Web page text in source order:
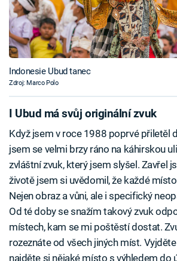
Indonesie Ubud tanec
Zdroj: Marco Polo
I Ubud má svůj originální zvuk
Když jsem v roce 1988 poprvé přiletěl
jsem se velmi brzy ráno na káhirskou
zvláštní zvuk, který jsem slyšel. Zavřel
životě jsem si uvědomil, že každé
Nejen obraz a vůni, ale i specifický
Od té doby se snažím takový zvuk
místech, kam se mi poštěstí dostat.
rozeznáte od všech jiných míst.
najděte si nějaké místo s výhledem do